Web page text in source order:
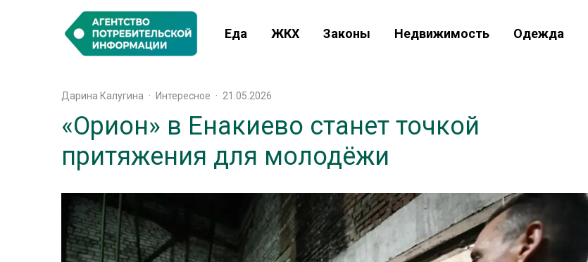
Еда ЖКХ Законы Недвижимость Одежда
Дарина Калугина · Интересное · 21.05.2026
«Орион» в Енакиево станет точкой
притяжения для молодёжи